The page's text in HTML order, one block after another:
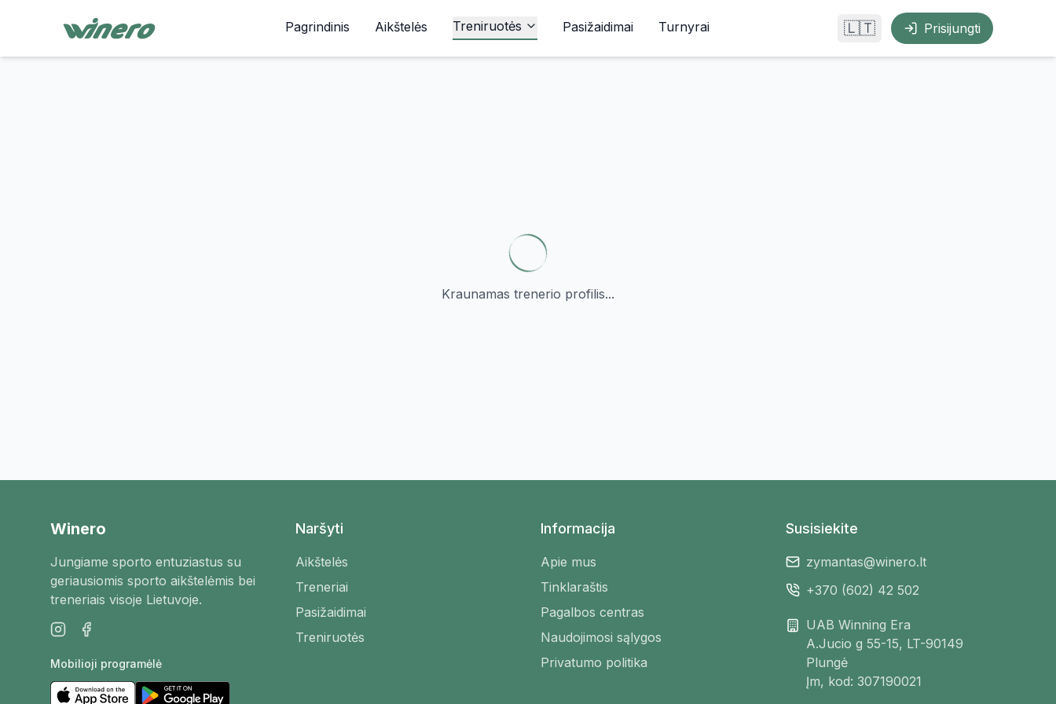
Pagrindinis Aikštelės Treniruotės Pasižaidimai Turnyrai 🇱🇹 Prisijungti
Kraunamas trenerio profilis...
Winero
Jungiame sporto entuziastus su
geriausiomis sporto aikštelėmis bei
treneriais visoje Lietuvoje.
Mobilioji programėlė
Naršyti
Aikštelės
Treneriai
Pasižaidimai
Treniruotės
Informacija
Apie mus
Tinklaraštis
Pagalbos centras
Naudojimosi sąlygos
Privatumo politika
Susisiekite
zymantas@winero.lt
+370 (602) 42 502
UAB Winning Era
A.Jucio g 55-15, LT-90149
Plungė
Įm, kod: 307190021